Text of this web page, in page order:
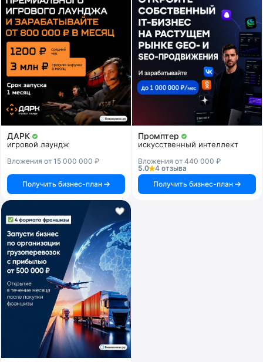
ДАРК
игровой лаундж
Вложения от 15 000 000 ₽
Получить бизнес-план
Промптер
искусственный интеллект
Вложения от 440 000 ₽
5.0
4 отзыва
Получить бизнес-план